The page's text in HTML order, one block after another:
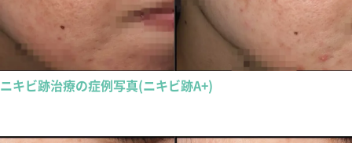
ニキビ跡治療の症例写真(ニキビ跡A+)